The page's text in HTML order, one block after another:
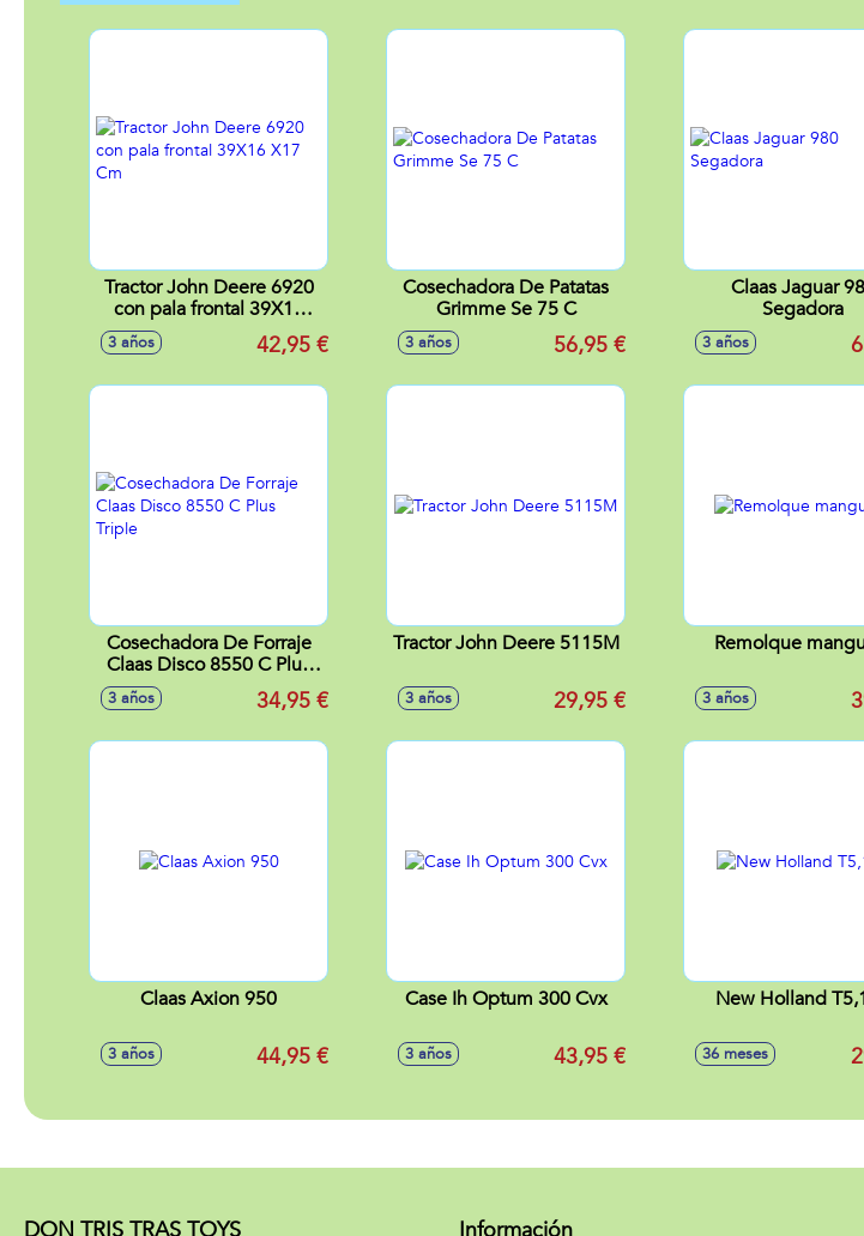
Tractor John Deere 6920
con pala frontal 39X16
3 años 42,95 €
Cosechadora De Patatas
Grimme Se 75 C
3 años 56,95 €
Claas Jaguar
Segadora
3 años
Cosechadora De Forraje
Claas Disco 8550 C Plus
3 años 34,95 €
Tractor John Deere 5115M
3 años 29,95 €
Remolque
3 años
Claas Axion 950
3 años 44,95 €
Case Ih Optum 300 Cvx
3 años 43,95 €
New Holland
36 meses